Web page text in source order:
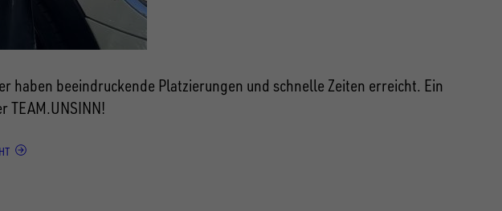
haben beeindruckende Platzierungen und schnelle Zeiten erreicht. Ein
TEAM.UNSINN!